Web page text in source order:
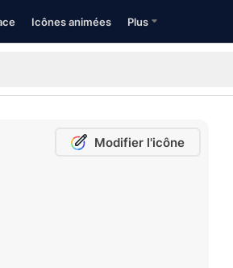
Icônes animées Plus
Modifier l'icône